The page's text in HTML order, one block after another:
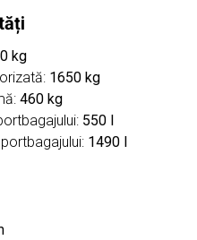
kg
1650 kg
460 kg
550 l
1490 l